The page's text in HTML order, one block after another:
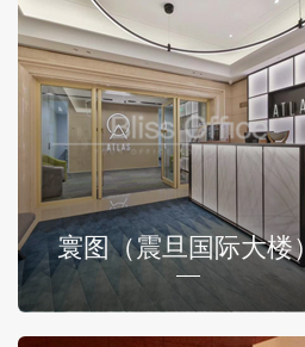
寰图（震旦国际大楼）